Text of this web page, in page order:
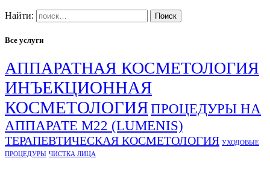
Найти:
Все услуги
АППАРАТНАЯ КОСМЕТОЛОГИЯ
ИНЪЕКЦИОННАЯ
КОСМЕТОЛОГИЯПРОЦЕДУРЫ НА
АППАРАТЕ М22 (LUMENIS)
ТЕРАПЕВТИЧЕСКАЯ КОСМЕТОЛОГИЯ УХОДОВЫЕ
ПРОЦЕДУРЫ ЧИСТКА ЛИЦА